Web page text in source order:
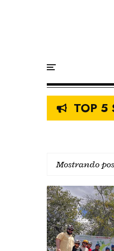
TOP 5
Mostrando